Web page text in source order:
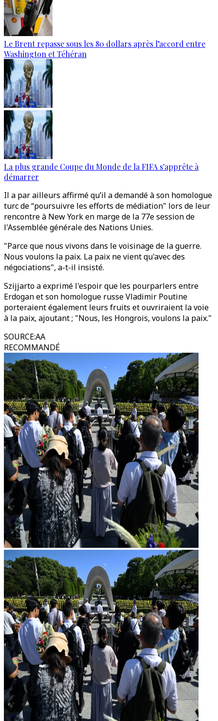
Le Brent repasse sous les 80 dollars après l’accord entre
Washington et Téhéran
La plus grande Coupe du Monde de la FIFA s'apprête à
démarrer
Il a par ailleurs affirmé qu’il a demandé à son homologue
turc de “poursuivre les efforts de médiation" lors de leur
rencontre à New York en marge de la 77e session de
l'Assemblée générale des Nations Unies.
"Parce que nous vivons dans le voisinage de la guerre.
Nous voulons la paix. La paix ne vient qu'avec des
négociations", a-t-il insisté.
Szijjarto a exprimé l'espoir que les pourparlers entre
Erdogan et son homologue russe Vladimir Poutine
porteraient également leurs fruits et ouvriraient la voie
à la paix, ajoutant ; "Nous, les Hongrois, voulons la paix."
SOURCE:AA
RECOMMANDÉ